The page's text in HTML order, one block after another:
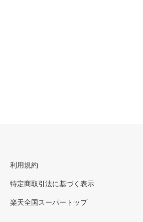
利用規約
特定商取引法に基づく表示
楽天全国スーパートップ